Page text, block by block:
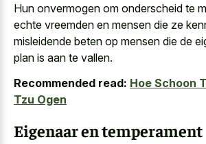
Hun onvermogen om onderscheid te
echte vreemden en mensen die ze
misleidende beten op mensen die de
plan is aan te vallen.
Recommended read: Hoe Schoon
Tzu Ogen
Eigenaar en temperament